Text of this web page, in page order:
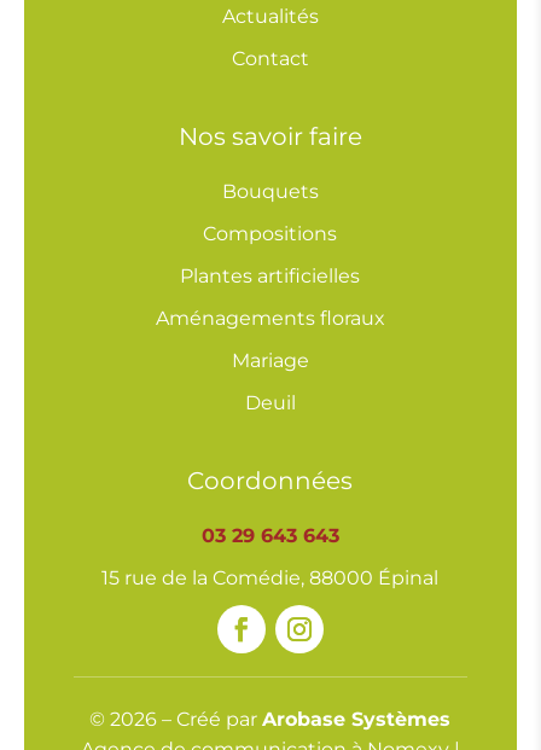
Actualités
Contact
Nos savoir faire
Bouquets
Compositions
Plantes artificielles
Aménagements floraux
Mariage
Deuil
Coordonnées
03 29 643 643
15 rue de la Comédie, 88000 Épinal
© 2026 – Créé parArobase Systèmes